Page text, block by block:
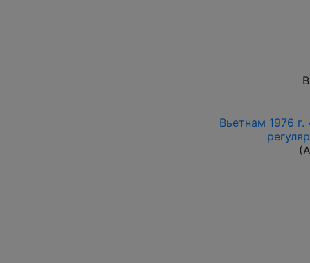
Вьетнам 1976